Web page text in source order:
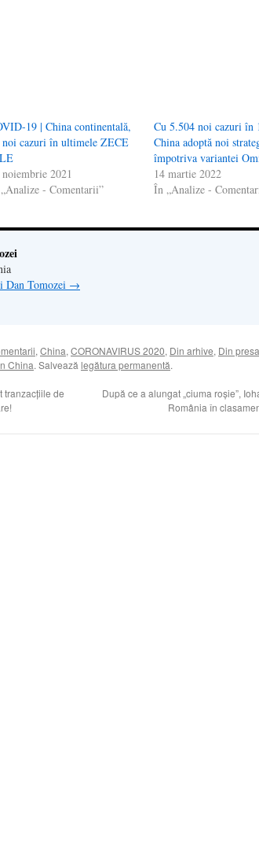
19 | China continentală,
noi cazuri în ultimele ZECE
2021
- Comentarii”
Cu 5.504 noi cazuri în
China adoptă noi
împotriva variantei
14 martie 2022
În „Analize -
Dan Tomozei →
, China, CORONAVIRUS 2020, Din arhive, Din
China. Salvează legătura permanentă.
tranzacțiile de
După ce a alungat „ciuma roșie”,
România în